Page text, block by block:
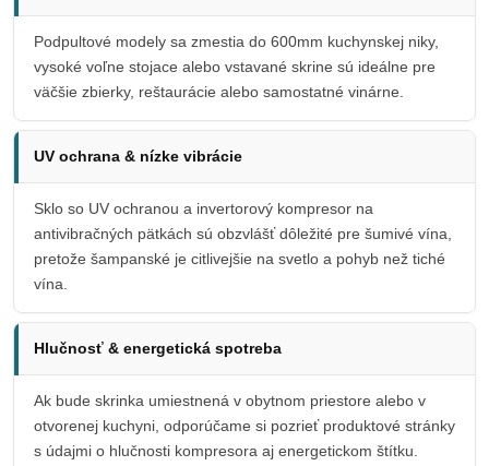
Podpultové modely sa zmestia do 600mm kuchynskej niky,
vysoké voľne stojace alebo vstavané skrine sú ideálne pre
väčšie zbierky, reštaurácie alebo samostatné vinárne.
UV ochrana & nízke vibrácie
Sklo so UV ochranou a invertorový kompresor na
antivibračných pätkách sú obzvlášť dôležité pre šumivé vína,
pretože šampanské je citlivejšie na svetlo a pohyb než tiché
vína.
Hlučnosť & energetická spotreba
Ak bude skrinka umiestnená v obytnom priestore alebo v
otvorenej kuchyni, odporúčame si pozrieť produktové stránky
s údajmi o hlučnosti kompresora aj energetickom štítku.